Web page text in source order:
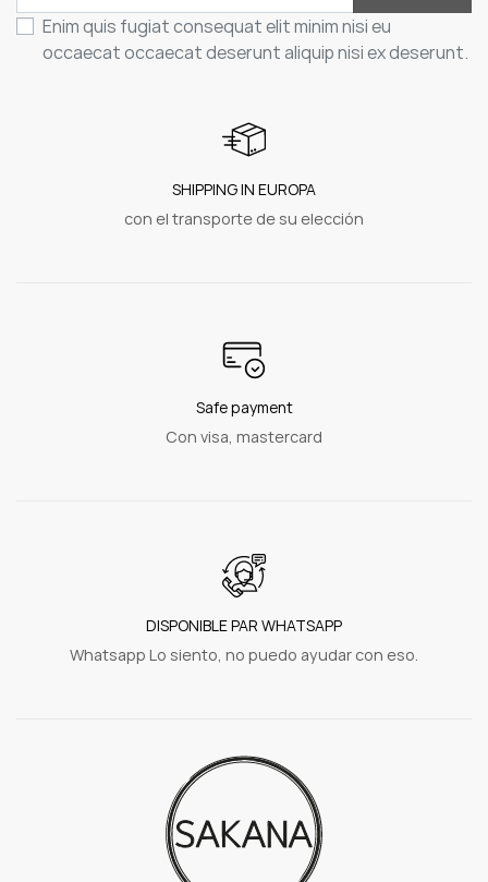
Enim quis fugiat consequat elit minim nisi eu
occaecat occaecat deserunt aliquip nisi ex deserunt.
SHIPPING IN EUROPA
con el transporte de su elección
Safe payment
Con visa, mastercard
DISPONIBLE PAR WHATSAPP
Whatsapp Lo siento, no puedo ayudar con eso.